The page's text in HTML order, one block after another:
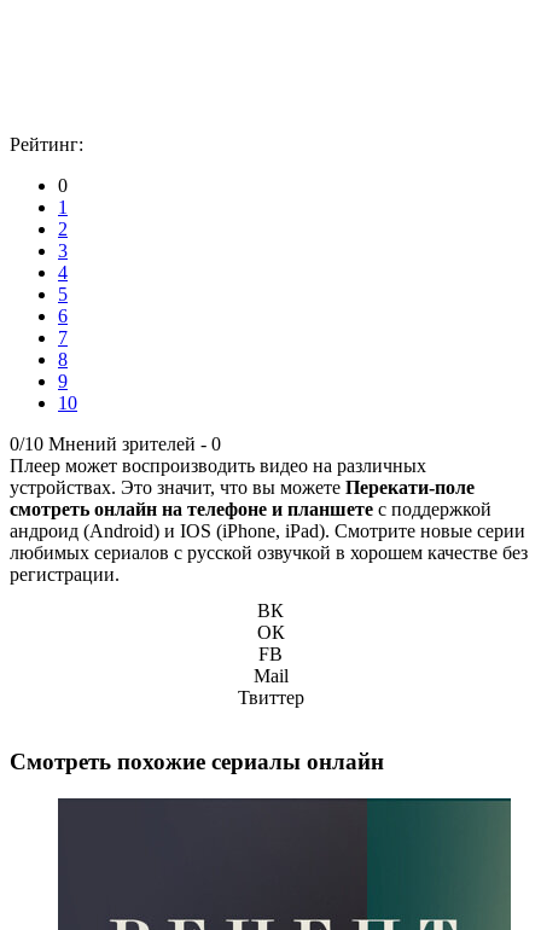
Рейтинг:
0
1
2
3
4
5
6
7
8
9
10
0/10 Мнений зрителей - 0
Плеер может воспроизводить видео на различных
устройствах. Это значит, что вы можете Перекати-поле
смотреть онлайн на телефоне и планшете с поддержкой
андроид (Android) и IOS (iPhone, iPad). Смотрите новые серии
любимых сериалов с русской озвучкой в хорошем качестве без
регистрации.
ВК
ОК
FB
Mail
Твиттер
Смотреть похожие сериалы онлайн